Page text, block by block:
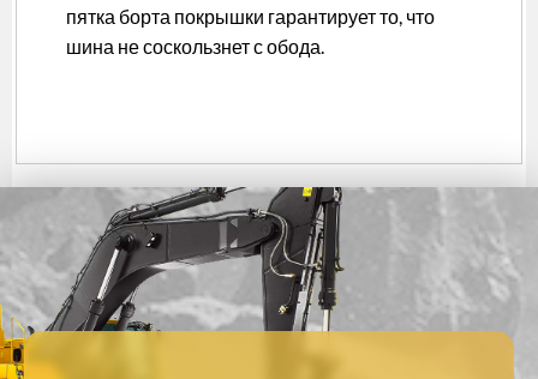
пятка борта покрышки гарантирует то, что
шина не соскользнет с обода.